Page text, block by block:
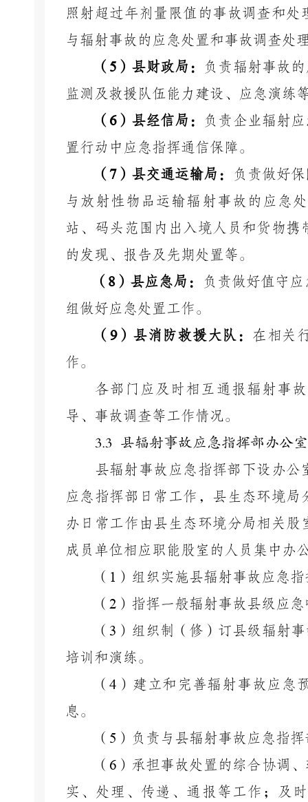
照射超过年剂量限值的事故调查和
与辐射事故的应急处置和事故调查处
（ 5 ）县财政局：
负责辐射事故
监测及救援队伍能力建设、应急演练
（ 6）县经信局：
负责企业辐射
置行动中应急指挥通信保障。
（ 7）县交通运输局：
负责做好
与放射性物品运输辐射事故的应急
站、码头范围内出入境人员和货物
的发现、报告及先期处置等。
（ 8）县应急局：
负责做好值守
组做好应急处置工作。
（ 9）县消防救援大队： 在相关
作。
各部门应及时相互通报辐射事
导、事故调查等工作情况。
3.3 县辐射事故应急指挥部办公室
县辐射事故应急指挥部下设办
应急指挥部日常工作，县生态环境
办日常工作由县生态环境分局相关
成员单位相应职能股室的人员集中办
（ 1 ）组织实施县辐射事故应急
（ 2 ）指挥一般辐射事故县级应
（ 3 ）组织制（修）订县级辐射
培训和演练。
（4 ）建立和完善辐射事故应急
息。
（ 5 ）负责与县辐射事故应急指
（ 6 ）承担事故处置的综合协调
实、处理、传递、通报等工作；及